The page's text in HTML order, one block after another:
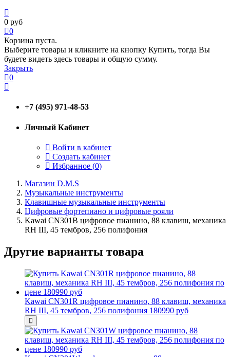
0 руб
0
Корзина пуста.
Выберите товары и кликните на кнопку Купить, тогда Вы
будете видеть здесь товары и общую сумму.
Закрыть
0
+7 (495) 971-48-53
Личный Кабинет
Войти в кабинет
Создать кабинет
Избранное (0)
Магазин D.M.S
Музыкальные инструменты
Клавишные музыкальные инструменты
Цифровые фортепиано и цифровые рояли
Kawai CN301B цифровое пианино, 88 клавиш, механика
RH III, 45 тембров, 256 полифония
Другие варианты товара
Kawai CN301R цифровое пианино, 88 клавиш, механика
RH III, 45 тембров, 256 полифония 180990 руб